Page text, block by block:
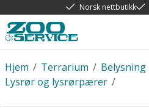
Norsk nettbutikk
/
Hjem /
Terrarium
Belysning
/
Lysrør og lysrørpærer